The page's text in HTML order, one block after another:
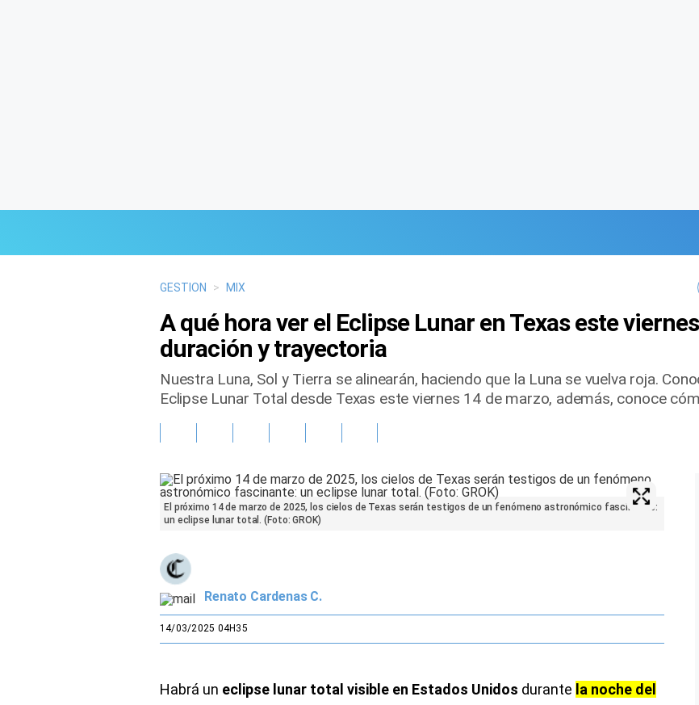
GESTION > MIX
A qué hora ver el Eclipse Lunar en Texas este
duración y trayectoria
Nuestra Luna, Sol y Tierra se alinearán, haciendo que la Luna se vuelva roja.
Eclipse Lunar Total desde Texas este viernes 14 de marzo, además, conoce
El próximo 14 de marzo de 2025, los cielos de Texas serán testigos de un fenómeno astronómico fascinante:
un eclipse lunar total. (Foto: GROK)
Renato Cardenas C.
14/03/2025 04H35
Habrá un eclipse lunar total visible en Estados Unidos durante la noche del